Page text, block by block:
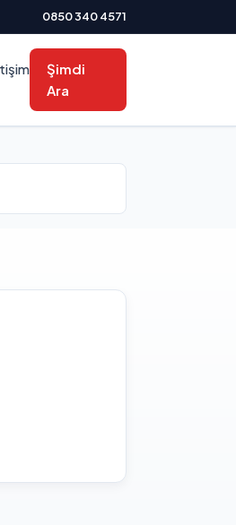
0850 340 4571
Şimdi
Ara